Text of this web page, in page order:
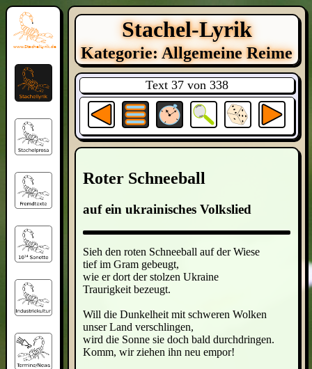
Stachel-Lyrik
Kategorie: Allgemeine Reime
Text 37 von 338
Roter Schneeball
auf ein ukrainisches Volkslied
Sieh den roten Schneeball auf der Wiese
tief im Gram gebeugt,
wie er dort der stolzen Ukraine
Traurigkeit bezeugt.
Will die Dunkelheit mit schweren Wolken
unser Land verschlingen,
wird die Sonne sie doch bald durchdringen.
Komm, wir ziehen ihn neu empor!